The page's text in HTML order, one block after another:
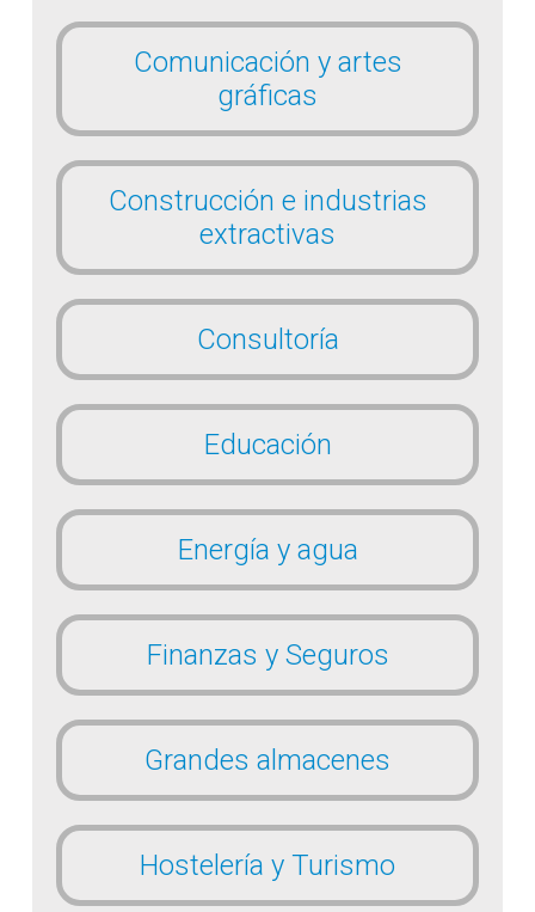
Comunicación y artes
gráficas
Construcción e industrias
extractivas
Consultoría
Educación
Energía y agua
Finanzas y Seguros
Grandes almacenes
Hostelería y Turismo